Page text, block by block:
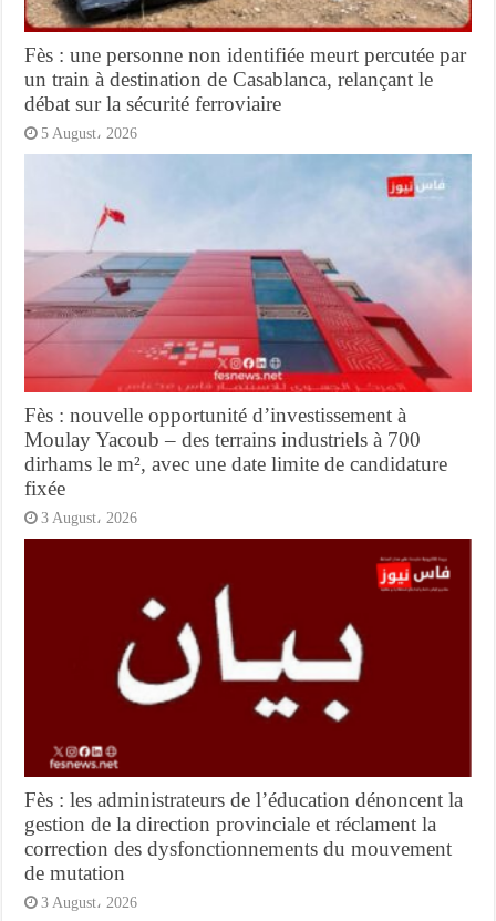
Fès : une personne non identifiée meurt percutée par
un train à destination de Casablanca, relançant le
débat sur la sécurité ferroviaire
5 August، 2026
Fès : nouvelle opportunité d’investissement à
Moulay Yacoub – des terrains industriels à 700
dirhams le m², avec une date limite de candidature
fixée
3 August، 2026
Fès : les administrateurs de l’éducation dénoncent la
gestion de la direction provinciale et réclament la
correction des dysfonctionnements du mouvement
de mutation
3 August، 2026